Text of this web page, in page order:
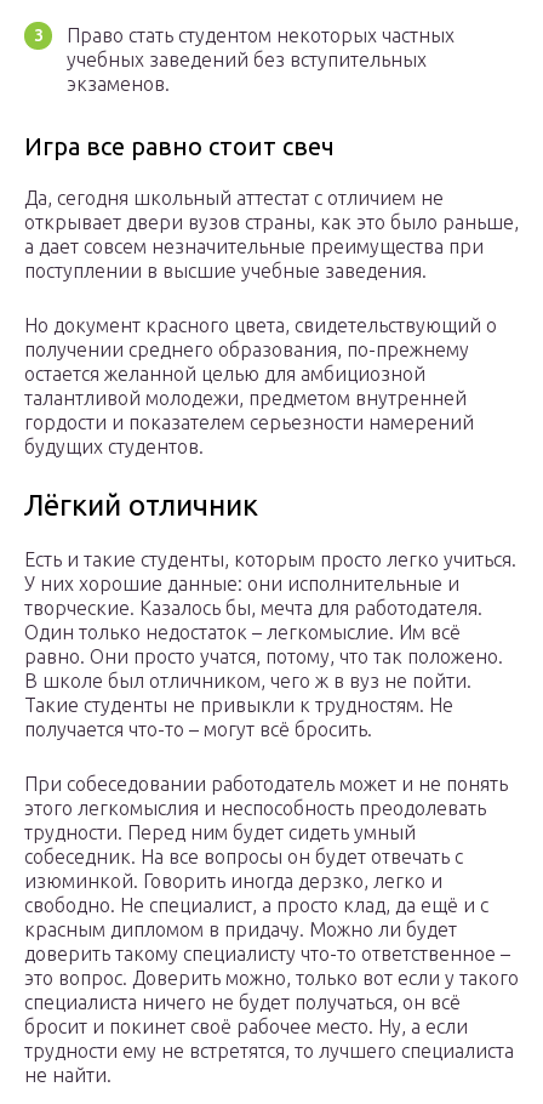
Право стать студентом некоторых частных
учебных заведений без вступительных
экзаменов.
Игра все равно стоит свеч
Да, сегодня школьный аттестат с отличием не
открывает двери вузов страны, как это было раньше,
а дает совсем незначительные преимущества при
поступлении в высшие учебные заведения.
Но документ красного цвета, свидетельствующий о
получении среднего образования, по-прежнему
остается желанной целью для амбициозной
талантливой молодежи, предметом внутренней
гордости и показателем серьезности намерений
будущих студентов.
Лёгкий отличник
Есть и такие студенты, которым просто легко учиться.
У них хорошие данные: они исполнительные и
творческие. Казалось бы, мечта для работодателя.
Один только недостаток – легкомыслие. Им всё
равно. Они просто учатся, потому, что так положено.
В школе был отличником, чего ж в вуз не пойти.
Такие студенты не привыкли к трудностям. Не
получается что-то – могут всё бросить.
При собеседовании работодатель может и не понять
этого легкомыслия и неспособность преодолевать
трудности. Перед ним будет сидеть умный
собеседник. На все вопросы он будет отвечать с
изюминкой. Говорить иногда дерзко, легко и
свободно. Не специалист, а просто клад, да ещё и с
красным дипломом в придачу. Можно ли будет
доверить такому специалисту что-то ответственное –
это вопрос. Доверить можно, только вот если у такого
специалиста ничего не будет получаться, он всё
бросит и покинет своё рабочее место. Ну, а если
трудности ему не встретятся, то лучшего специалиста
не найти.